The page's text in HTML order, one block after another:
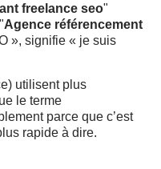
freelance seo"
Agence référencement
», signifie « je suis
utilisent plus
le terme
parce que c’est
rapide à dire.